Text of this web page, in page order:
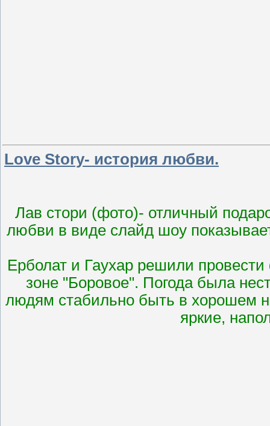
Love Story- история любви.
Лав стори (фото)- отличный
любви в виде слайд шоу
Ерболат и Гаухар решили
зоне "Боровое". Погода была
людям стабильно быть в хорошем
яркие,